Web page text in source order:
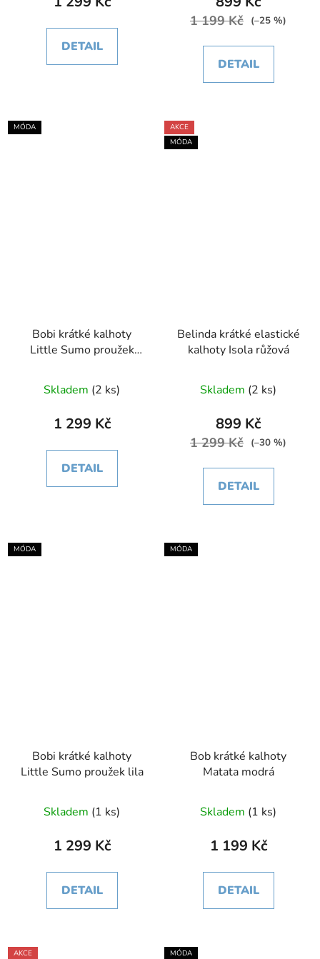
DETAIL
1 199 Kč (–25 %)
DETAIL
MÓDA
Bobi krátké kalhoty
Little Sumo proužek
Skladem (2 ks)
1 299 Kč
DETAIL
AKCE
MÓDA
Belinda krátké elastické
kalhoty Isola růžová
Skladem (2 ks)
899 Kč
1 299 Kč (–30 %)
DETAIL
MÓDA
Bobi krátké kalhoty
Little Sumo proužek lila
Skladem (1 ks)
1 299 Kč
DETAIL
MÓDA
Bob krátké kalhoty
Matata modrá
Skladem (1 ks)
1 199 Kč
DETAIL
AKCE
MÓDA